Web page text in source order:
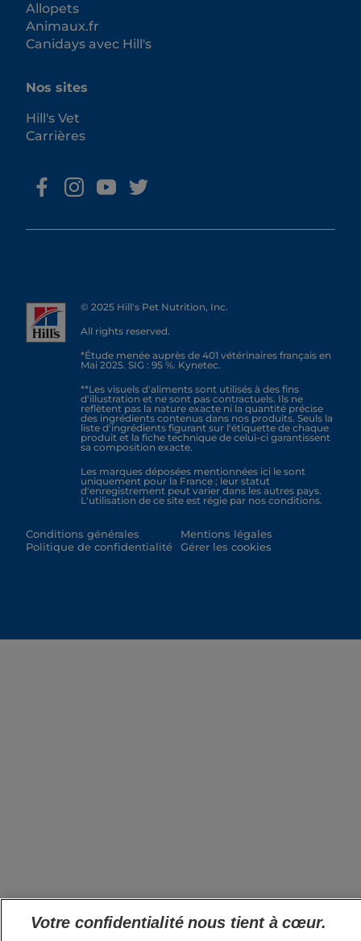
Allopets
Animaux.fr
Canidays avec Hill's
Nos sites
Hill's Vet
Carrières
© 2025 Hill's Pet Nutrition, Inc.
All rights reserved.
*Étude menée auprès de 401 vétérinaires français en
Mai 2025. SIG : 95 %. Kynetec.
**Les visuels d'aliments sont utilisés à des fins
d'illustration et ne sont pas contractuels. Ils ne
reflètent pas la nature exacte ni la quantité précise
des ingrédients contenus dans nos produits. Seuls la
liste d'ingrédients figurant sur l'étiquette de chaque
produit et la fiche technique de celui-ci garantissent
sa composition exacte.
Les marques déposées mentionnées ici le sont
uniquement pour la France ; leur statut
d'enregistrement peut varier dans les autres pays.
L'utilisation de ce site est régie par nos conditions.
Conditions générales
Politique de confidentialité
Mentions légales
Gérer les cookies
Votre confidentialité nous tient à cœur.